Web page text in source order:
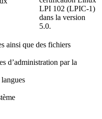
LPI 102 (LPIC-1)
dans la version
5.0.
ainsi que des fichiers
d’administration par la